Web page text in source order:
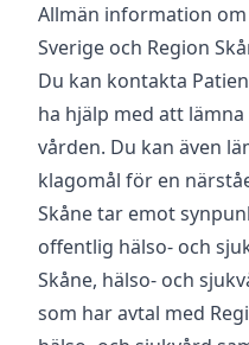
Allmän information
Sverige och Region
Du kan kontakta
ha hjälp med att
vården. Du kan även
klagomål för en
Skåne tar emot
offentlig hälso- och
Skåne, hälso- och
som har avtal med